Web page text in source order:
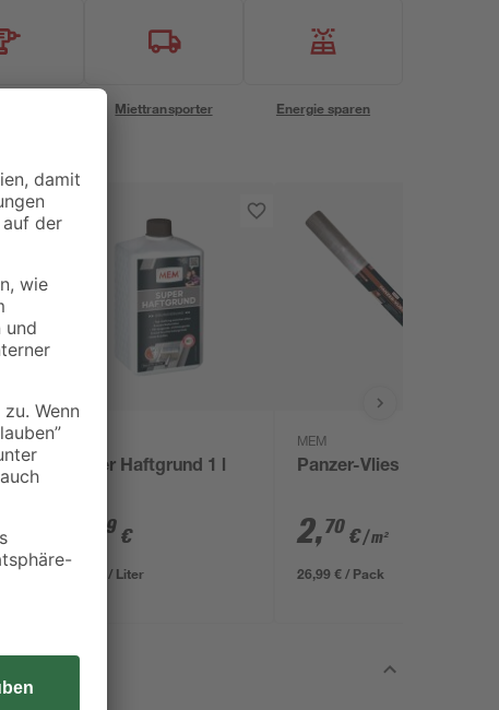
Miettransporter Energie sparen
Super Haftgrund 1 l
49 €
9,49 € / Liter
MEM
Panzer-Vlies 10 x 1 m
2,70 €/ m²
26,99 € / Pack